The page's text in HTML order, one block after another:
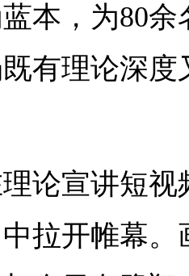
本，为80
有理论深
论宣讲短
拉开帷幕